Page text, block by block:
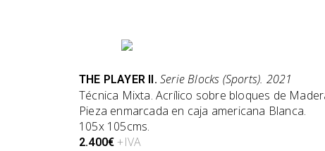
THE PLAYER II . Serie Blocks (Sports). 2021
Técnica Mixta. Acrílico sobre bloques de
Pieza enmarcada en caja americana Blanca.
105x 105cms.
2.400€ +IVA